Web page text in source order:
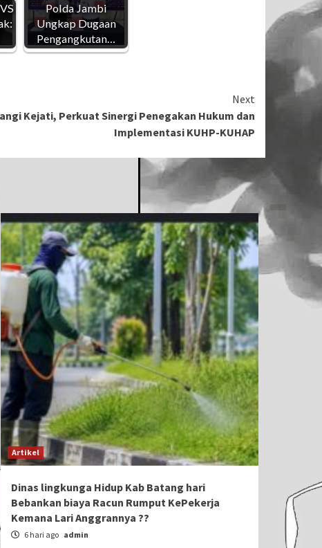
Polda Jambi
Ungkap Dugaan
Pengangkutan…
Next
Kejati, Perkuat Sinergi Penegakan Hukum dan
Implementasi KUHP-KUHAP
Artikel
Dinas lingkunga Hidup Kab Batang hari
Bebankan biaya Racun Rumput KePekerja
Kemana Lari Anggrannya ??
6 hari ago admin